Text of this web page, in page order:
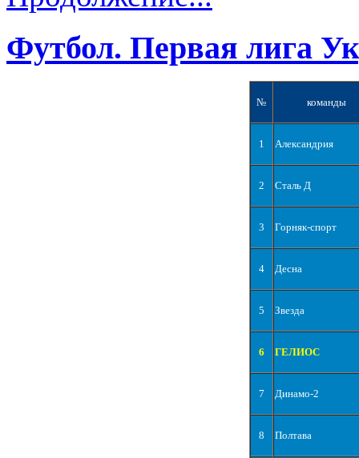
Футбол. Первая лига
№ команды
1 Александрия
2 Сталь Д
3 Горняк-спорт
4 Десна
5 Звезда
6 ГЕЛИОС
7 Динамо-2
8 Полтава